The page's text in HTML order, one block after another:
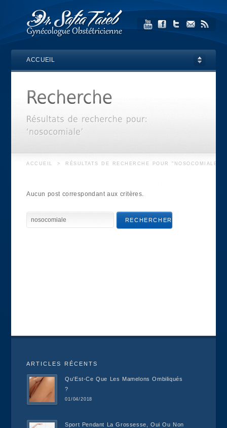
ACCUEIL
ACCUEIL > RÉSULTATS DE RECHERCHE POUR "NOSOCOMIALE"
Aucun post correspondant aux critères.
ARTICLES RÉCENTS
Qu’Est-Ce Que Les Mamelons Ombiliqués
?
01/04/2018
Sport Pendant La Grossesse, Oui Ou Non